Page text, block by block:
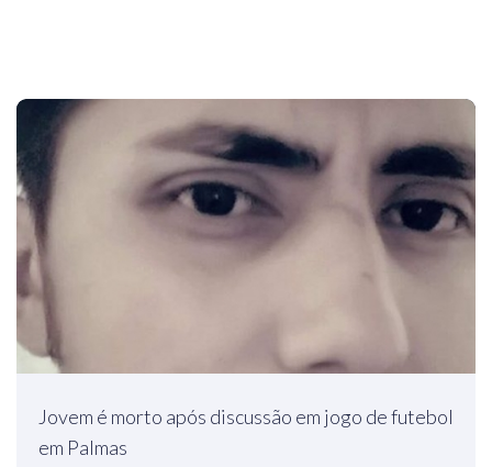
Jovem é morto após discussão em jogo de futebol
em Palmas